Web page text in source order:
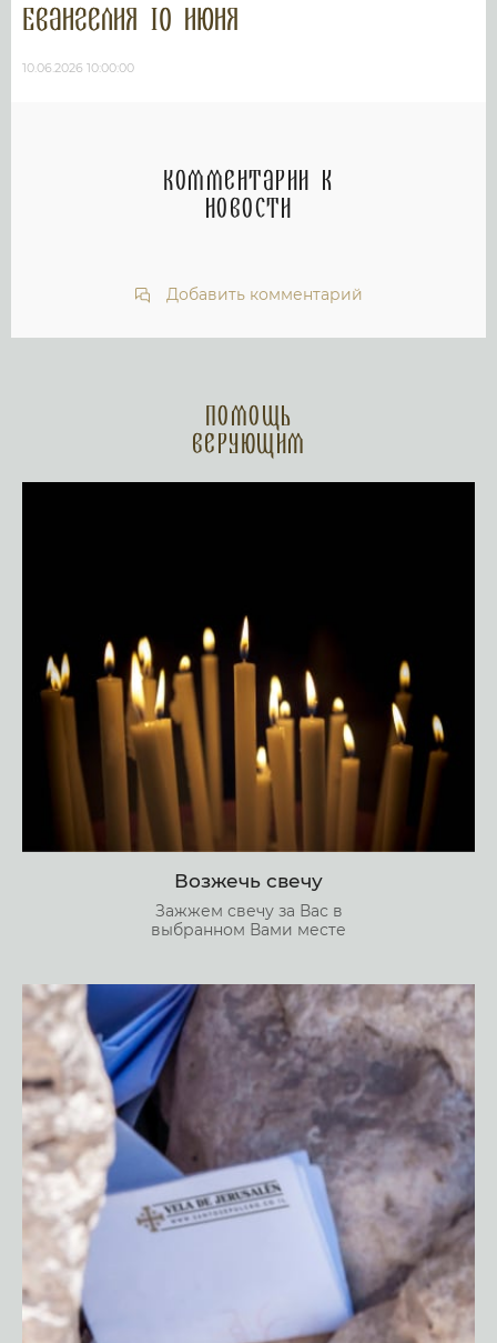
Евангелия 10 июня
10.06.2026 10:00:00
Комментарии к
новости
Добавить комментарий
Помощь
верующим
Возжечь свечу
Зажжем свечу за Вас в
выбранном Вами месте